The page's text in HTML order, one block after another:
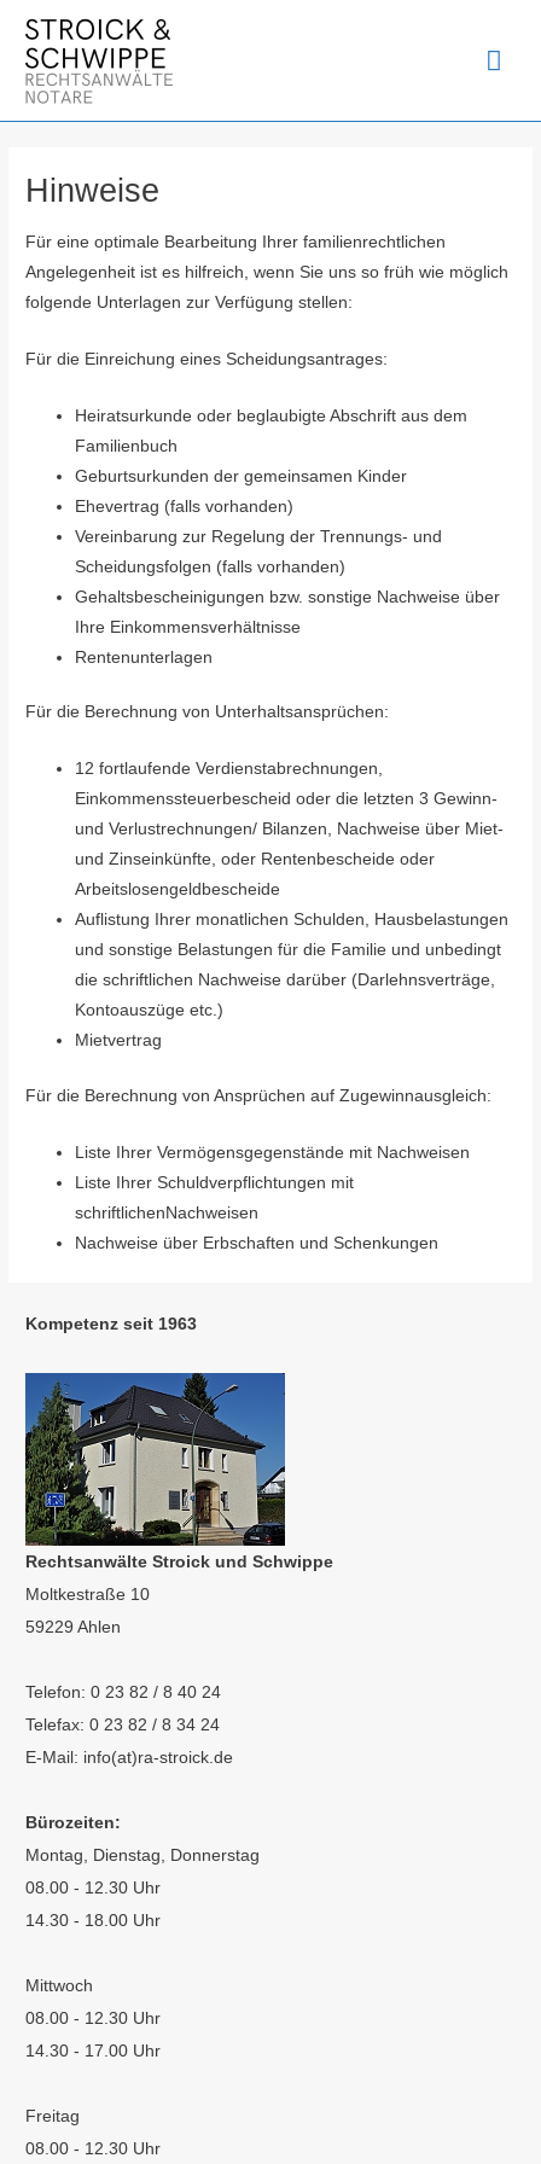
Zum
Inhalt
springen
Hinweise
Für eine optimale Bearbeitung Ihrer familienrechtlichen
Angelegenheit ist es hilfreich, wenn Sie uns so früh wie möglich
folgende Unterlagen zur Verfügung stellen:
Für die Einreichung eines Scheidungsantrages:
Heiratsurkunde oder beglaubigte Abschrift aus dem
Familienbuch
Geburtsurkunden der gemeinsamen Kinder
Ehevertrag (falls vorhanden)
Vereinbarung zur Regelung der Trennungs- und
Scheidungsfolgen (falls vorhanden)
Gehaltsbescheinigungen bzw. sonstige Nachweise über
Ihre Einkommensverhältnisse
Rentenunterlagen
Für die Berechnung von Unterhaltsansprüchen:
12 fortlaufende Verdienstabrechnungen,
Einkommenssteuerbescheid oder die letzten 3 Gewinn-
und Verlustrechnungen/ Bilanzen, Nachweise über Miet-
und Zinseinkünfte, oder Rentenbescheide oder
Arbeitslosengeldbescheide
Auflistung Ihrer monatlichen Schulden, Hausbelastungen
und sonstige Belastungen für die Familie und unbedingt
die schriftlichen Nachweise darüber (Darlehnsverträge,
Kontoauszüge etc.)
Mietvertrag
Für die Berechnung von Ansprüchen auf Zugewinnausgleich:
Liste Ihrer Vermögensgegenstände mit Nachweisen
Liste Ihrer Schuldverpflichtungen mit
schriftlichenNachweisen
Nachweise über Erbschaften und Schenkungen
Kompetenz seit 1963
Rechtsanwälte Stroick und Schwippe
Moltkestraße 10
59229 Ahlen
Telefon: 0 23 82 / 8 40 24
Telefax: 0 23 82 / 8 34 24
E-Mail: info(at)ra-stroick.de
Bürozeiten:
Montag, Dienstag, Donnerstag
08.00 - 12.30 Uhr
14.30 - 18.00 Uhr
Mittwoch
08.00 - 12.30 Uhr
14.30 - 17.00 Uhr
Freitag
08.00 - 12.30 Uhr